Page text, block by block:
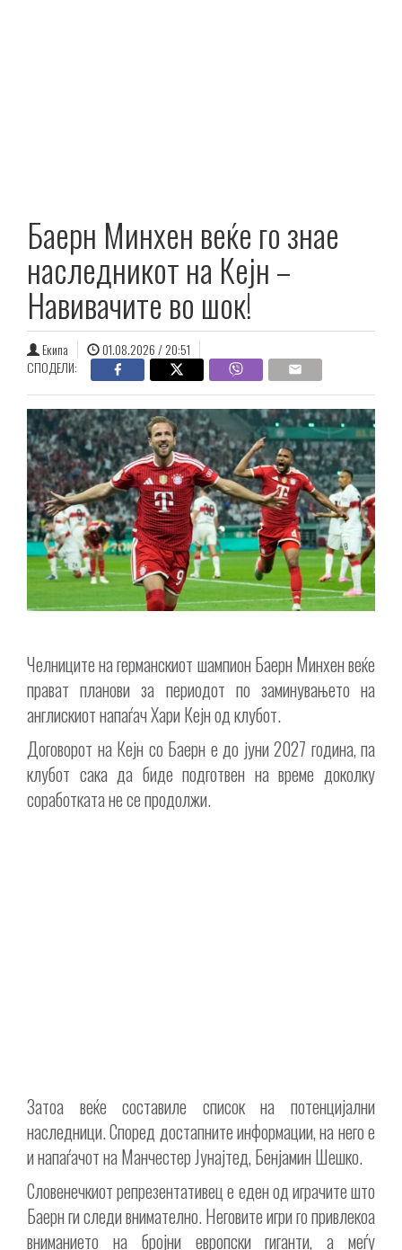
Баерн Минхен веќе го знае
наследникот на Кејн –
Навивачите во шок!
Екипа
01.08.2026 / 20:51
СПОДЕЛИ:
Челниците на германскиот шампион Баерн Минхен веќе
прават планови за периодот по заминувањето на
англискиот напаѓач Хари Кејн од клубот.
Договорот на Кејн со Баерн е до јуни 2027 година, па
клубот сака да биде подготвен на време доколку
соработката не се продолжи.
Затоа веќе составиле список на потенцијални
наследници. Според достапните информации, на него е
и напаѓачот на Манчестер Јунајтед, Бенјамин Шешко.
Словенечкиот репрезентативец е еден од играчите што
Баерн ги следи внимателно. Неговите игри го привлекоа
вниманието на бројни европски гиганти, а меѓу